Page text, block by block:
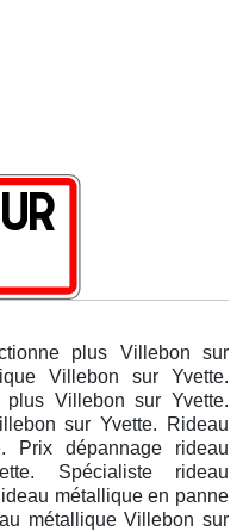
plus Villebon sur
Villebon sur Yvette.
Villebon sur Yvette.
sur Yvette. Rideau
Prix dépannage rideau
Spécialiste rideau
métallique en panne
métallique Villebon sur